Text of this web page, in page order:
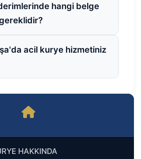
HAKKINDA
hangi belge
acil kurye hizmetiniz